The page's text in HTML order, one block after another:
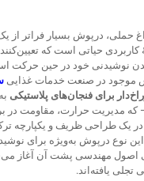
حملی، درپوش بسیار فراتر
حیاتی است که
نوشیدنی خود در حین حرکت
موجود در صنعت خدمات غذایی
برای فنجان‌های پلاستیکی
که مدیریت حرارت، مقاومت در
یک طراحی ظریف و یکپارچه
نوع درپوش به‌ویژه برای
اصول مهندسی پشت آن آغاز
تجلی یافته‌اند.